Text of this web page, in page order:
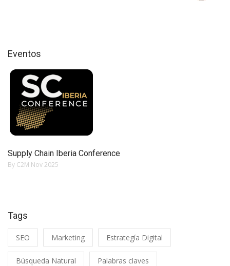
Eventos
Supply Chain Iberia Conference
By C2M Nov 2025
Tags
SEO Marketing Estrategía Digital
Búsqueda Natural Palabras claves